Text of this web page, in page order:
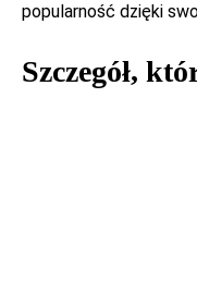
popularność dzięki
Szczegół,